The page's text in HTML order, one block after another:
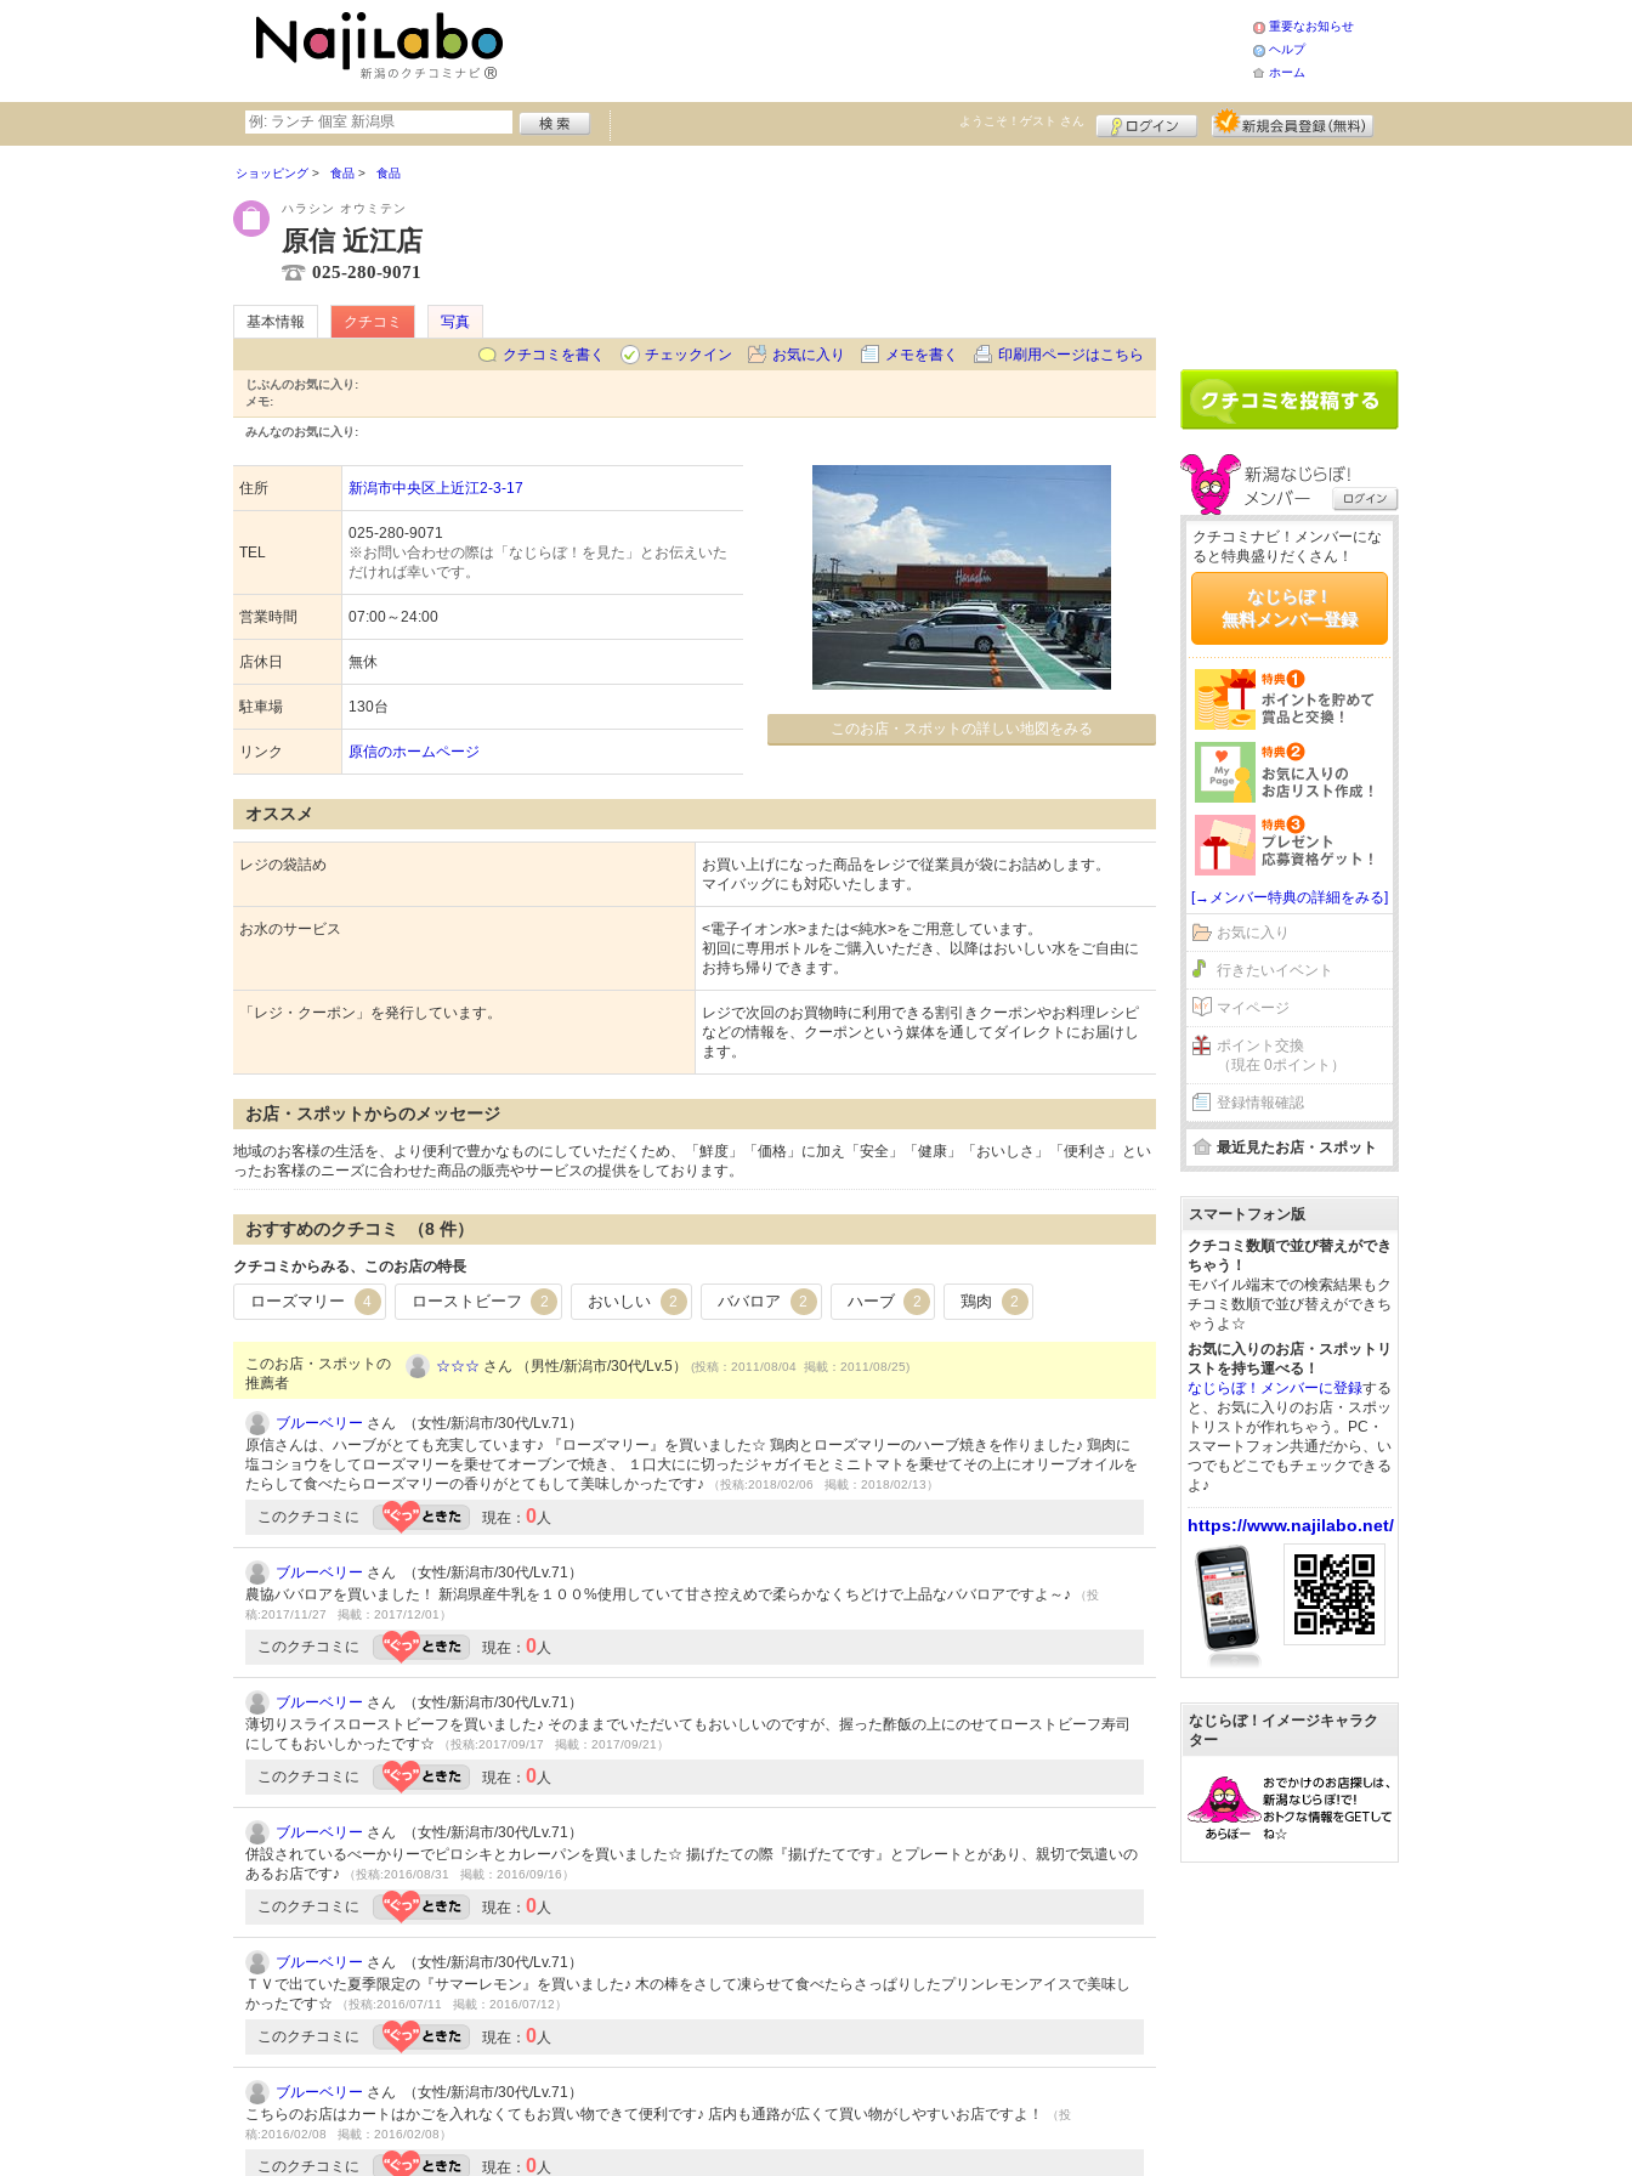
重要なお知らせ
ヘルプ
ホーム
ようこそ！ ゲスト さん
ショッピング 食品 食品
ハラシン オウミテン
原信 近江店
025-280-9071
基本情報 クチコミ
写真
クチコミを書く
チェックイン お気に入り メモを書く 印刷用ページはこちら
じぶんのお気に入り:
メモ:
みんなのお気に入り:
住所 新潟市中央区上近江2-3-17
TEL
025-280-9071
※お問い合わせの際は「なじらぼ！を見た」とお伝えいた
だければ幸いです。
営業時間 07:00～24:00
店休日 無休
駐車場 130台
リンク 原信のホームページ
このお店・スポットの詳しい地図をみる
オススメ
レジの袋詰め
お買い上げになった商品をレジで従業員が袋にお詰めします。
マイバッグにも対応いたします。
お水のサービス
<電子イオン水>または<純水>をご用意しています。
初回に専用ボトルをご購入いただき、以降はおいしい水をご自由に
お持ち帰りできます。
「レジ・クーポン」を発行しています。
レジで次回のお買物時に利用できる割引きクーポンやお料理レシピ
などの情報を、クーポンという媒体を通してダイレクトにお届けし
ます。
お店・スポットからのメッセージ
地域のお客様の生活を、より便利で豊かなものにしていただくため、「鮮度」「価格」に加え「安全」「健康」「おいしさ」「便利さ」とい
ったお客様のニーズに合わせた商品の販売やサービスの提供をしております。
おすすめのクチコミ （8 件）
クチコミからみる、このお店の特長
ローズマリー 4 ローストビーフ 2 おいしい 2 ババロア 2 ハーブ 2 鶏肉 2
このお店・スポットの
推薦者
☆☆☆ さん （男性/新潟市/30代/Lv.5） (投稿：2011/08/04 掲載：2011/08/25)
ブルーベリー さん （女性/新潟市/30代/Lv.71）
原信さんは、ハーブがとても充実しています♪ 『ローズマリー』を買いました☆ 鶏肉とローズマリーのハーブ焼きを作りました♪ 鶏肉に
塩コショウをしてローズマリーを乗せてオーブンで焼き、 １口大にに切ったジャガイモとミニトマトを乗せてその上にオリーブオイルを
たらして食べたらローズマリーの香りがとてもして美味しかったです♪
（投稿:2018/02/06 掲載：2018/02/13）
このクチコミに 現在： 0 人
ブルーベリー さん （女性/新潟市/30代/Lv.71）
農協ババロアを買いました！ 新潟県産牛乳を１００%使用していて甘さ控えめで柔らかなくちどけで上品なババロアですよ～♪
（投
稿:2017/11/27 掲載：2017/12/01）
このクチコミに 現在： 0 人
ブルーベリー さん （女性/新潟市/30代/Lv.71）
薄切りスライスローストビーフを買いました♪ そのままでいただいてもおいしいのですが、握った酢飯の上にのせてローストビーフ寿司
にしてもおいしかったです☆
（投稿:2017/09/17 掲載：2017/09/21）
このクチコミに 現在： 0 人
ブルーベリー さん （女性/新潟市/30代/Lv.71）
併設されているべーかりーでピロシキとカレーパンを買いました☆ 揚げたての際『揚げたてです』とプレートとがあり、親切で気遣いの
あるお店です♪
（投稿:2016/08/31 掲載：2016/09/16）
このクチコミに 現在： 0 人
ブルーベリー さん （女性/新潟市/30代/Lv.71）
ＴＶで出ていた夏季限定の『サマーレモン』を買いました♪ 木の棒をさして凍らせて食べたらさっぱりしたプリンレモンアイスで美味し
かったです☆
（投稿:2016/07/11 掲載：2016/07/12）
このクチコミに 現在： 0 人
ブルーベリー さん （女性/新潟市/30代/Lv.71）
こちらのお店はカートはかごを入れなくてもお買い物できて便利です♪ 店内も通路が広くて買い物がしやすいお店ですよ！
（投
稿:2016/02/08 掲載：2016/02/08）
このクチコミに 現在： 0 人
クチコミナビ！メンバーにな
ると特典盛りだくさん！
なじらぼ！
無料メンバー登録
[→メンバー特典の詳細をみる]
お気に入り
行きたいイベント
マイページ
ポイント交換
（現在 0ポイント）
登録情報確認
最近見たお店・スポット
スマートフォン版
クチコミ数順で並び替えができ
ちゃう！
モバイル端末での検索結果もク
チコミ数順で並び替えができち
ゃうよ☆
お気に入りのお店・スポットリ
ストを持ち運べる！
なじらぼ！メンバーに登録する
と、お気に入りのお店・スポッ
トリストが作れちゃう。PC・
スマートフォン共通だから、い
つでもどこでもチェックできる
よ♪
https://www.najilabo.net/
なじらぼ！イメージキャラク
ター